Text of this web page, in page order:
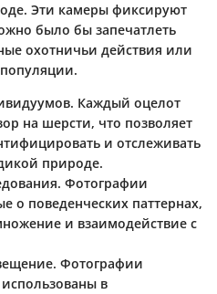
Эти камеры фиксируют
было бы запечатлеть
охотничьи действия или
Каждый оцелот
на шерсти, что позволяет
и отслеживать
природе.
Фотографии
о поведенческих паттернах,
и взаимодействие с
Фотографии
в